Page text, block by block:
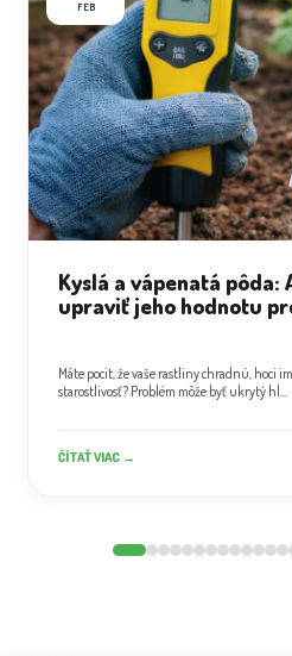
FEB
Kyslá a vápenatá pôda:
upraviť jeho hodnotu
Máte pocit, že vaše rastliny chradnú, hoci
starostlivosť? Problém môže byť ukrytý hl...
ČÍTAŤ VIAC →